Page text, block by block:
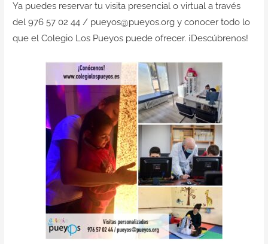
Ya puedes reservar tu visita presencial o virtual a través
del 976 57 02 44 / pueyos@pueyos.org y conocer todo lo
que el Colegio Los Pueyos puede ofrecer. ¡Descúbrenos!